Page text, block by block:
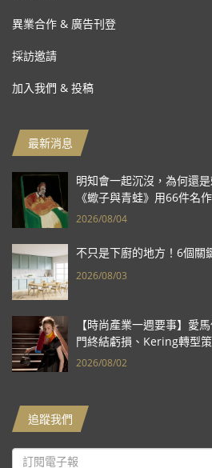
異業合作 & 廣告刊登
採訪邀請
加入我們 & 投稿
最新消息
明知會一起沉沒，為何還
《蠍子與青蛙》用66件名
2026/08/04
不只是下廚的地方！6個關
2026/08/03
【時尚產業一週要事】愛
門終結虧損、Kering轉型
報亮眼
2026/08/02
追蹤我們